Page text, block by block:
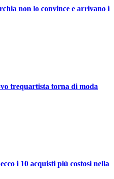
non lo convince e arrivano i
trequartista torna di moda
i 10 acquisti più costosi nella